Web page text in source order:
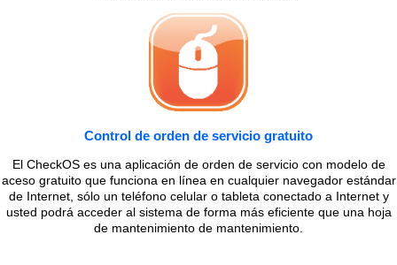
Control de orden de servicio gratuito
El CheckOS es una aplicación de orden de servicio con modelo de
aceso gratuito que funciona en línea en cualquier navegador estándar
de Internet, sólo un teléfono celular o tableta conectado a Internet y
usted podrá acceder al sistema de forma más eficiente que una hoja
de mantenimiento de mantenimiento.